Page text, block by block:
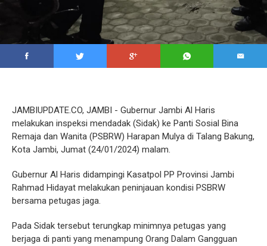
JAMBIUPDATE.CO, JAMBI - Gubernur Jambi Al Haris
melakukan inspeksi mendadak (Sidak) ke Panti Sosial Bina
Remaja dan Wanita (PSBRW) Harapan Mulya di Talang Bakung,
Kota Jambi, Jumat (24/01/2024) malam.
Gubernur Al Haris didampingi Kasatpol PP Provinsi Jambi
Rahmad Hidayat melakukan peninjauan kondisi PSBRW
bersama petugas jaga.
Pada Sidak tersebut terungkap minimnya petugas yang
berjaga di panti yang menampung Orang Dalam Gangguan